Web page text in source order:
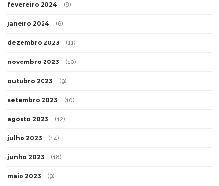
fevereiro 2024 (8)
janeiro 2024 (6)
dezembro 2023 (11)
novembro 2023 (10)
outubro 2023 (9)
setembro 2023 (10)
agosto 2023 (12)
julho 2023 (14)
junho 2023 (18)
maio 2023 (9)